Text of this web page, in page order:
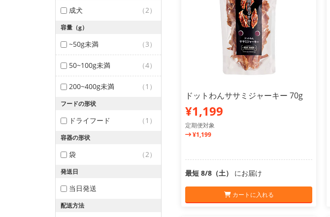
成犬 （2）
容量（g）
~50g未満 （3）
50~100g未満 （4）
200~400g未満 （1）
フードの形状
ドライフード （1）
容器の形状
袋 （2）
発送日
当日発送
配送方法
ドットわんササミジャーキー 70g
¥1,199
定期便対象
¥1,199
最短 8/8（土） にお届け
カートに入れる